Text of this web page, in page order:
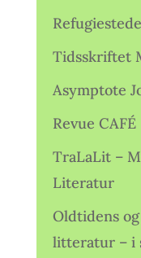
Tidsskriftet
Asymptote
Revue CAFÉ
TraLaLit –
Literatur
Oldtidens
litteratur – i